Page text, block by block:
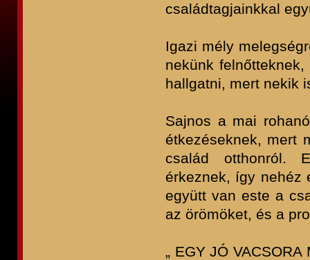
családtagjainkkal
Igazi mély
nekünk
hallgatni, mert nekik
Sajnos a mai
étkezéseknek, mert
család otthonról.
érkeznek, így nehéz
együtt van este a
az örömöket, és a
„ EGY JÓ